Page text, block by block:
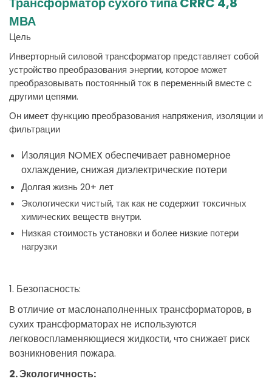
МВА
Цель
Инверторный силовой трансформатор представляет собой
устройство преобразования энергии, которое может
преобразовывать постоянный ток в переменный вместе с
другими цепями.
Он имеет функцию преобразования напряжения, изоляции и
фильтрации
Изоляция NOMEX обеспечивает равномерное
охлаждение,снижая диэлектрические потери
Долгая жизнь 20+ лет
Экологически чистый, так как не содержит токсичных
химических веществ внутри.
Низкая стоимость установки и более низкие потери
нагрузки
1. Безопасность:
Вотличиеот маслонаполненныхтрансформаторов, в
сухихтрансформаторах не используются
легковоспламеняющиеся жидкости, чтоснижает риск
возникновения пожара.
2.Экологичность: